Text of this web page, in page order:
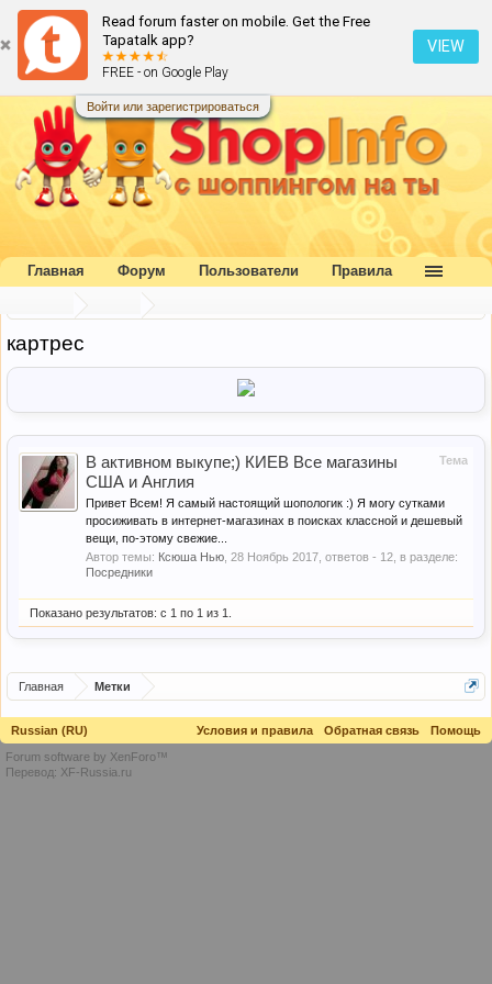
Read forum faster on mobile. Get the Free
Tapatalk app?
FREE - on Google Play
VIEW
Войти или зарегистрироваться
картрес
Тема
В активном выкупе;) КИЕВ Все магазины
США и Англия
Привет Всем! Я самый настоящий шопологик :) Я могу сутками
просиживать в интернет-магазинах в поисках классной и дешевый
вещи, по-этому свежие...
Автор темы: Ксюша Нью 28 Ноябрь 2017 , ответов - 12, в разделе:
Посредники
Показано результатов: с 1 по 1 из 1.
Главная Метки
Главная Форум Пользователи Правила
Russian (RU) Условия и правила Обратная связь
Помощь
Forum software by XenForo™
Перевод: XF-Russia.ru